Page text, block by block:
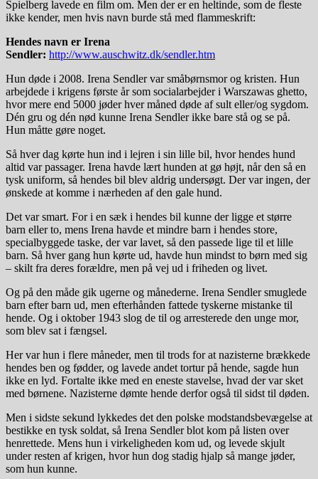
Spielberg lavede en film om. Men der er en heltinde, som de fleste
ikke kender, men hvis navn burde stå med flammeskrift:
Hendes navn er Irena
Sendler: http://www.auschwitz.dk/sendler.htm
Hun døde i 2008. Irena Sendler var småbørnsmor og kristen. Hun
arbejdede i krigens første år som socialarbejder i Warszawas ghetto,
hvor mere end 5000 jøder hver måned døde af sult eller/og sygdom.
Dén gru og dén nød kunne Irena Sendler ikke bare stå og se på.
Hun måtte gøre noget.
Så hver dag kørte hun ind i lejren i sin lille bil, hvor hendes hund
altid var passager. Irena havde lært hunden at gø højt, når den så en
tysk uniform, så hendes bil blev aldrig undersøgt. Der var ingen, der
ønskede at komme i nærheden af den gale hund.
Det var smart. For i en sæk i hendes bil kunne der ligge et større
barn eller to, mens Irena havde et mindre barn i hendes store,
specialbyggede taske, der var lavet, så den passede lige til et lille
barn. Så hver gang hun kørte ud, havde hun mindst to børn med sig
– skilt fra deres forældre, men på vej ud i friheden og livet.
Og på den måde gik ugerne og månederne. Irena Sendler smuglede
barn efter barn ud, men efterhånden fattede tyskerne mistanke til
hende. Og i oktober 1943 slog de til og arresterede den unge mor,
som blev sat i fængsel.
Her var hun i flere måneder, men til trods for at nazisterne brækkede
hendes ben og fødder, og lavede andet tortur på hende, sagde hun
ikke en lyd. Fortalte ikke med en eneste stavelse, hvad der var sket
med børnene. Nazisterne dømte hende derfor også til sidst til døden.
Men i sidste sekund lykkedes det den polske modstandsbevægelse at
bestikke en tysk soldat, så Irena Sendler blot kom på listen over
henrettede. Mens hun i virkeligheden kom ud, og levede skjult
under resten af krigen, hvor hun dog stadig hjalp så mange jøder,
som hun kunne.